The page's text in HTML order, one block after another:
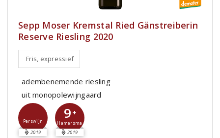
Sepp Moser Kremstal Ried Gänstreiberin
Reserve Riesling 2020
Fris, expressief
adembenemende riesling
uit monopolewijngaard
Perswijn
2019
9 +
Hamersma
2019